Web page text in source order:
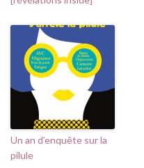
Un an d’enquête sur la
pilule